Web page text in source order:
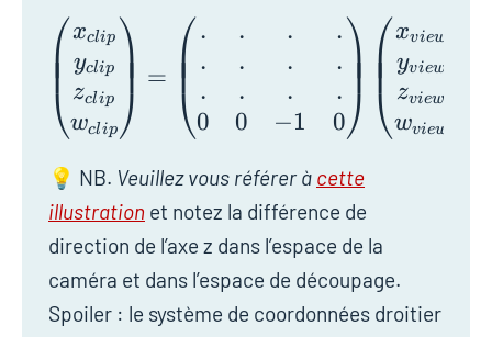
\begin{pmatrix}
⎝
⎜
⎜
⎜
⎛xclip
yclip
zclip
wclip⎠⎟
⎟
⎟
⎞ =
⎝
⎜
⎜
⎜
⎛.
.
.
0
.
.
.
0
.
.
.
−1
.
.
.
0⎠⎟
⎟
⎟
⎞
⎝
⎜
⎜
⎜
⎛xview
yview
zview
wview
💡 NB. Veuillez vous référer à cette
illustration et notez la différence de
direction de l’axe z dans l’espace de la
caméra et dans l’espace de découpage.
Spoiler : le système de coordonnées droitier